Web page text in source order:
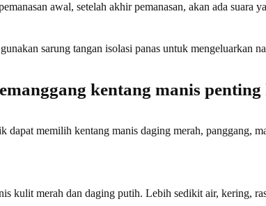
awal, setelah akhir pemanasan, akan ada suara
sarung tangan isolasi panas untuk mengeluarkan
kentang manis
dapat memilih kentang manis daging merah, panggang,
kulit merah dan daging putih. Lebih sedikit air, kering,